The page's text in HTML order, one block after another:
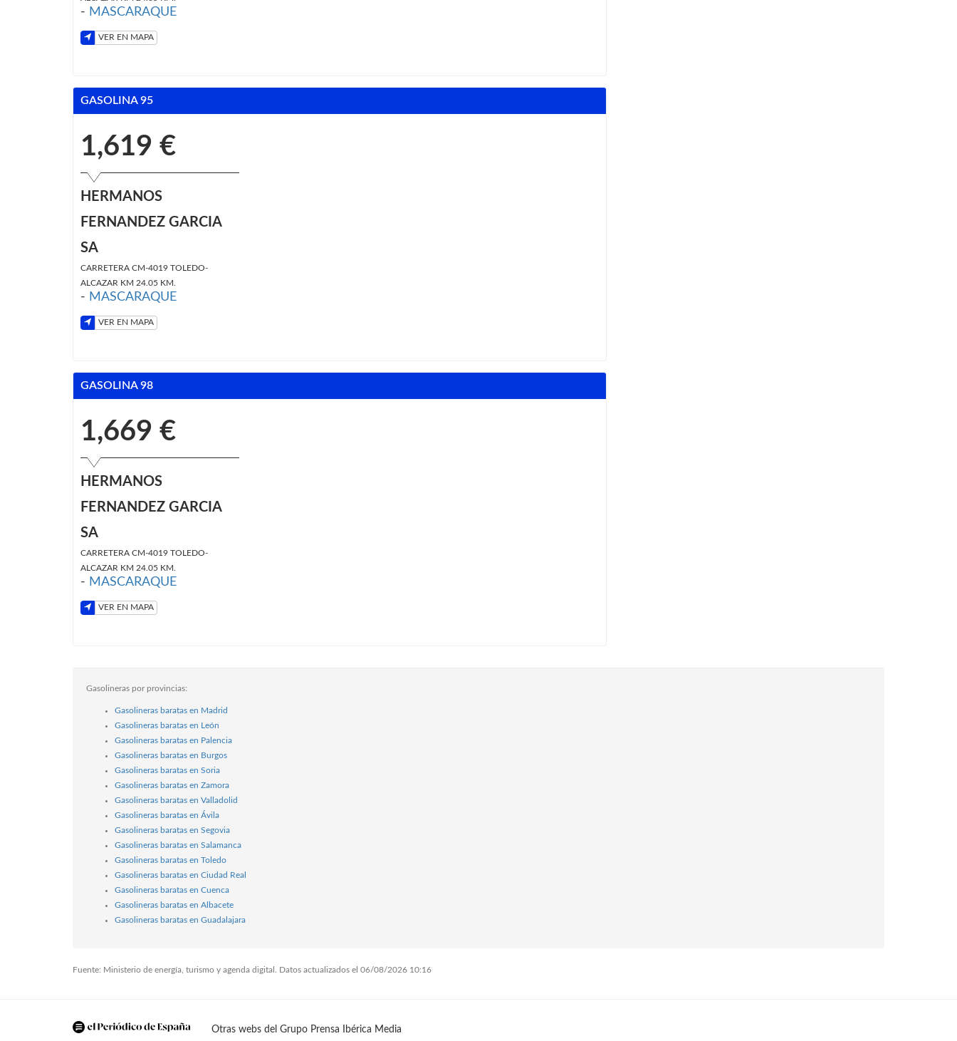
- MASCARAQUE
VER EN MAPA
GASOLINA 95
1,619 €
HERMANOS
FERNANDEZ GARCIA
SA
CARRETERA CM-4019 TOLEDO-
ALCAZAR KM 24.05 KM.
- MASCARAQUE
VER EN MAPA
GASOLINA 98
1,669 €
HERMANOS
FERNANDEZ GARCIA
SA
CARRETERA CM-4019 TOLEDO-
ALCAZAR KM 24.05 KM.
- MASCARAQUE
VER EN MAPA
Gasolineras por provincias:
Gasolineras baratas en Madrid
Gasolineras baratas en León
Gasolineras baratas en Palencia
Gasolineras baratas en Burgos
Gasolineras baratas en Soria
Gasolineras baratas en Zamora
Gasolineras baratas en Valladolid
Gasolineras baratas en Ávila
Gasolineras baratas en Segovia
Gasolineras baratas en Salamanca
Gasolineras baratas en Toledo
Gasolineras baratas en Ciudad Real
Gasolineras baratas en Cuenca
Gasolineras baratas en Albacete
Gasolineras baratas en Guadalajara
Fuente: Ministerio de energía, turismo y agenda digital. Datos actualizados el 06/08/2026 10:16
Otras webs del Grupo Prensa Ibérica Media